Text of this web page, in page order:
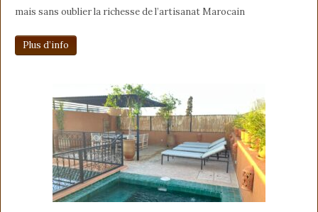
mais sans oublier la richesse de l’artisanat Marocain
Plus d’info